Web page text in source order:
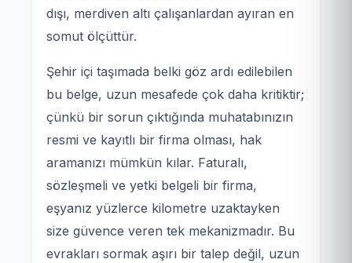
dışı, merdiven altı çalışanlardan ayıran en
somut ölçüttür.
Şehir içi taşımada belki göz ardı edilebilen
bu belge, uzun mesafede çok daha kritiktir;
çünkü bir sorun çıktığında muhatabınızın
resmi ve kayıtlı bir firma olması, hak
aramanızı mümkün kılar. Faturalı,
sözleşmeli ve yetki belgeli bir firma,
eşyanız yüzlerce kilometre uzaktayken
size güvence veren tek mekanizmadır. Bu
evrakları sormak aşırı bir talep değil, uzun